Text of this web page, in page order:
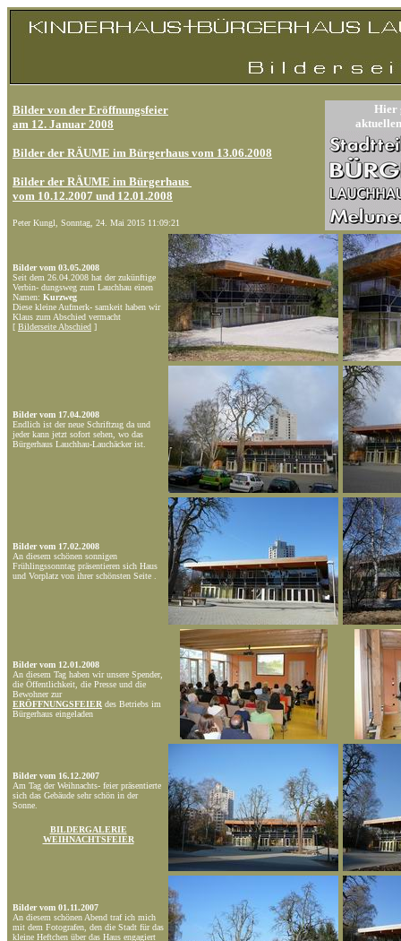
Bilder von der Eröffnungsfeier
am 12. Januar 2008
Bilder der RÄUME im Bürgerhaus vom 13.06.2008
Bilder der RÄUME im Bürgerhaus
vom 10.12.2007 und 12.01.2008
Peter Kungl, Sonntag, 24. Mai 2015 11:09:21
Hier
Bilder vom 03.05.2008
Seit dem 26.04.2008 hat der zukünftige
Verbin- dungsweg zum Lauchhau einen
Namen: Kurzweg
Diese kleine Aufmerk- samkeit haben wir
Klaus zum Abschied vermacht
[ Bilderseite Abschied ]
Bilder vom 17.04.2008
Endlich ist der neue Schriftzug da und
jeder kann jetzt sofort sehen, wo das
Bürgerhaus Lauchhau-Lauchäcker ist.
Bilder vom 17.02.2008
An diesem schönen sonnigen
Frühlingssonntag präsentieren sich Haus
und Vorplatz von ihrer schönsten Seite .
Bilder vom 12.01.2008
An diesem Tag haben wir unsere Spender,
die Öffentlichkeit, die Presse und die
Bewohner zur
ERÖFFNUNGSFEIER des Betriebs im
Bürgerhaus eingeladen
Bilder vom 16.12.2007
Am Tag der Weihnachts- feier präsentierte
sich das Gebäude sehr schön in der
Sonne.
BILDERGALERIE
WEIHNACHTSFEIER
Bilder vom 01.11.2007
An diesem schönen Abend traf ich mich
mit dem Fotografen, den die Stadt für das
kleine Heftchen über das Haus engagiert